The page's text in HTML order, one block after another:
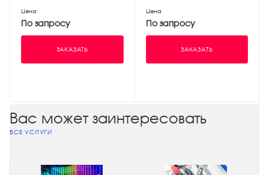
Цена
По запросу
ЗАКАЗАТЬ
Цена
По запросу
ЗАКАЗАТЬ
Вас может заинтересовать
ВСЕ УСЛУГИ